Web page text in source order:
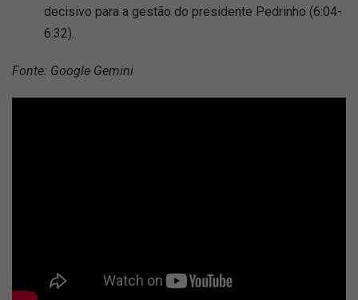
decisivo para a gestão do presidente Pedrinho (6:04-
6:32).
Fonte: Google Gemini